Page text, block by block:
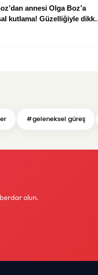
annesi Olga Boz’a
kutlama! Güzelliğiyle
#geleneksel güreş
olun.